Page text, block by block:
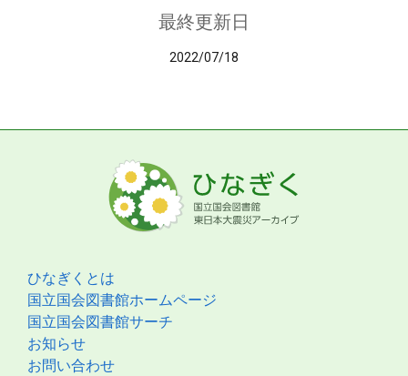
最終更新日
2022/07/18
ひなぎくとは
国立国会図書館ホームページ
国立国会図書館サーチ
お知らせ
お問い合わせ